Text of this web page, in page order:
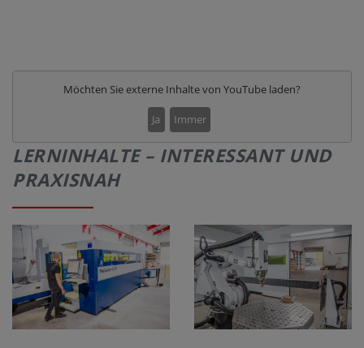
Möchten Sie externe Inhalte von YouTube laden?
Ja Immer
LERNINHALTE – INTERESSANT UND
PRAXISNAH